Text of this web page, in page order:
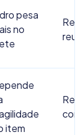
pesa
no
item